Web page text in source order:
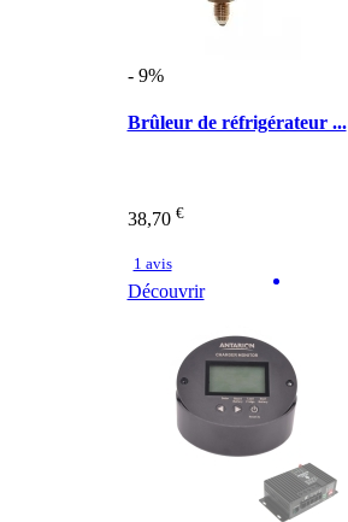
- 9%
Brûleur de réfrigérateur ...
38,70 €
1 avis
Découvrir